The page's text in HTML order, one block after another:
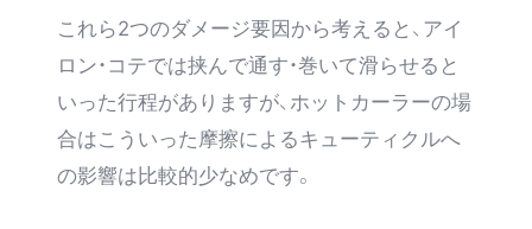
これら2つのダメージ要因から考えると、アイ
ロン・コテでは挟んで通す・巻いて滑らせると
いった行程がありますが、ホットカーラーの場
合はこういった摩擦によるキューティクルへ
の影響は比較的少なめです。